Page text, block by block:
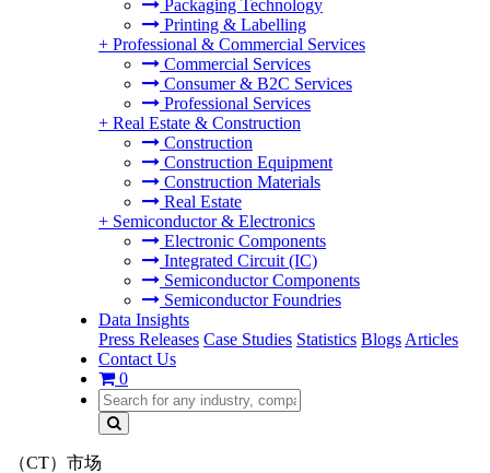
Packaging Technology
Printing & Labelling
+ Professional & Commercial Services
Commercial Services
Consumer & B2C Services
Professional Services
+ Real Estate & Construction
Construction
Construction Equipment
Construction Materials
Real Estate
+ Semiconductor & Electronics
Electronic Components
Integrated Circuit (IC)
Semiconductor Components
Semiconductor Foundries
Data Insights
Press Releases Case Studies Statistics Blogs Articles
Contact Us
0
（CT）市场